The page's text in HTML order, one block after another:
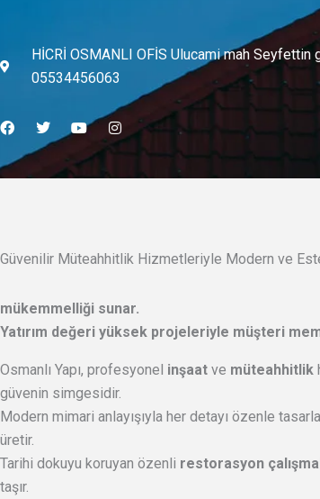
HİCRİ OSMANLI OFİS Ulucami mah
05534456063
F
a
e
b
T
w
i
t
Y
o
t
u
I
n
a
Güvenilir Müteahhitlik Hizmetleriyle Modern ve
mükemmelliği sunar.
Yatırım değeri yüksek projeleriyle müşteri
Osmanlı Yapı, profesyonel inşaat ve müteahhitlik
güvenin simgesidir.
Modern mimari anlayışıyla her detayı özenle
üretir.
Tarihi dokuyu koruyan özenli restorasyon
taşır.